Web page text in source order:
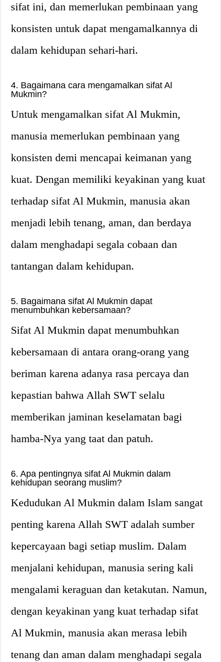
sifat ini, dan memerlukan pembinaan yang
konsisten untuk dapat mengamalkannya di
dalam kehidupan sehari-hari.
4. Bagaimana cara mengamalkan sifat Al
Mukmin?
Untuk mengamalkan sifat Al Mukmin,
manusia memerlukan pembinaan yang
konsisten demi mencapai keimanan yang
kuat. Dengan memiliki keyakinan yang kuat
terhadap sifat Al Mukmin, manusia akan
menjadi lebih tenang, aman, dan berdaya
dalam menghadapi segala cobaan dan
tantangan dalam kehidupan.
5. Bagaimana sifat Al Mukmin dapat
menumbuhkan kebersamaan?
Sifat Al Mukmin dapat menumbuhkan
kebersamaan di antara orang-orang yang
beriman karena adanya rasa percaya dan
kepastian bahwa Allah SWT selalu
memberikan jaminan keselamatan bagi
hamba-Nya yang taat dan patuh.
6. Apa pentingnya sifat Al Mukmin dalam
kehidupan seorang muslim?
Kedudukan Al Mukmin dalam Islam sangat
penting karena Allah SWT adalah sumber
kepercayaan bagi setiap muslim. Dalam
menjalani kehidupan, manusia sering kali
mengalami keraguan dan ketakutan. Namun,
dengan keyakinan yang kuat terhadap sifat
Al Mukmin, manusia akan merasa lebih
tenang dan aman dalam menghadapi segala